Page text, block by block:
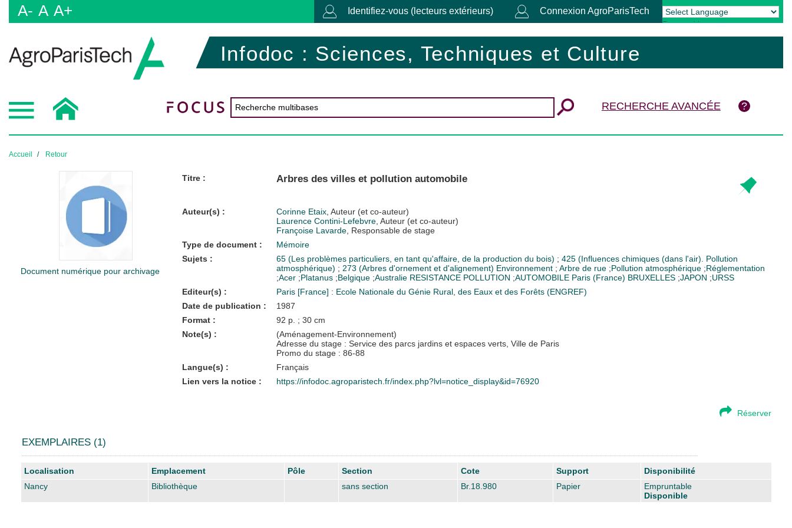
A- A A+ Identifiez-vous (lecteurs extérieurs) Connexion AgroParisTech
Powered by Translate
Infodoc : Sciences, Techniques et Culture
RECHERCHE AVANCÉE
Accueil Retour
Document numérique pour archivage
Titre : Arbres des villes et pollution automobile
Auteur(s) : Corinne Etaix, Auteur (et co-auteur)
Laurence Contini-Lefebvre, Auteur (et co-auteur)
Françoise Lavarde, Responsable de stage
Type de document :
Mémoire
Sujets :
65 (Les problèmes particuliers, en tant qu'affaire, de la production du bois) ; 425 (Influences chimiques (dans l'air). Pollution
atmosphérique) ; 273 (Arbres d'ornement et d'alignement) Environnement ; Arbre de rue ;Pollution atmosphérique ;Réglementation
;Acer ;Platanus ;Belgique ;Australie RESISTANCE POLLUTION ;AUTOMOBILE Paris (France) BRUXELLES ;JAPON ;URSS
Editeur(s) :
Paris [France] : Ecole Nationale du Génie Rural, des Eaux et des Forêts (ENGREF)
Date de publication :
1987
Format :
92 p. ; 30 cm
Note(s) :
(Aménagement-Environnement)
Adresse du stage : Service des parcs jardins et espaces verts, Ville de Paris
Promo du stage : 86-88
Langue(s) :
Français
Lien vers la notice :
https://infodoc.agroparistech.fr/index.php?lvl=notice_display&id=76920
Réserver
EXEMPLAIRES (1)
Liste des exemplaires
Localisation Emplacement Pôle Section Cote Support
Disponibilité
Nancy
Bibliothèque sans section Br.18.980 Papier
Empruntable
Disponible